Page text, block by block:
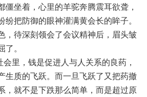
僵坐着，心里的羊驼奔腾震耳欲聋，
把防御的眼神灌满黄会长的眸子。
，待深刻领会了会议精神后，眉头皱
。
里，钱是促进人与人关系的良药，
生质的飞跃。而一旦飞跃了又把药撤
，就不是下跌那么简单，而是超过原